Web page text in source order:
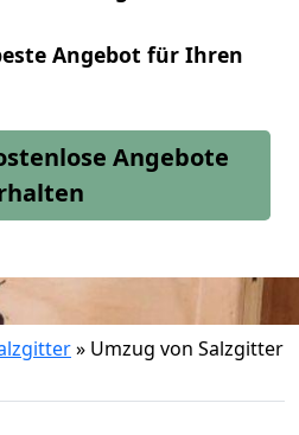
Angebot für Ihren
Angebote
» Umzug von Salzgitter